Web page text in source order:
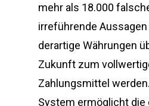
mehr als 18.000
irreführende
derartige Währungen
Zukunft zum
Zahlungsmittel
System ermöglicht die